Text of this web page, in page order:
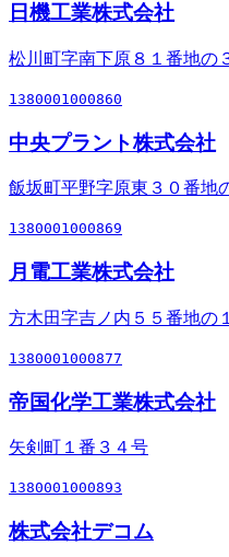
日機工業株式会社
松川町字南下原８１番地の
1380001000860
中央プラント株式会社
飯坂町平野字原東３０番地
1380001000869
月電工業株式会社
方木田字吉ノ内５５番地の１
1380001000877
帝国化学工業株式会社
矢剣町１番３４号
1380001000893
株式会社デコム